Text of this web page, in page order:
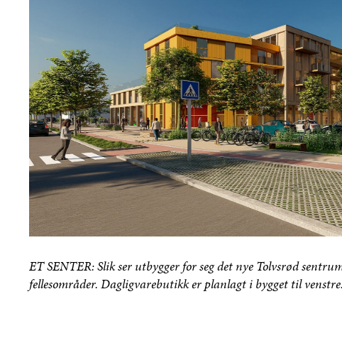
ET SENTER: Slik ser utbygger for seg det nye Tolvsrød
fellesområder. Dagligvarebutikk er planlagt i bygget til